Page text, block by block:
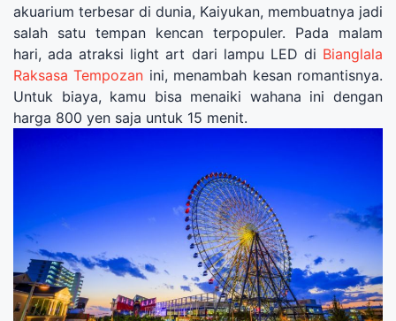
akuarium terbesar di dunia, Kaiyukan, membuatnya jadi
salah satu tempan kencan terpopuler. Pada malam
hari, ada atraksi light art dari lampu LED di Bianglala
Raksasa Tempozan ini, menambah kesan romantisnya.
Untuk biaya, kamu bisa menaiki wahana ini dengan
harga 800 yen saja untuk 15 menit.